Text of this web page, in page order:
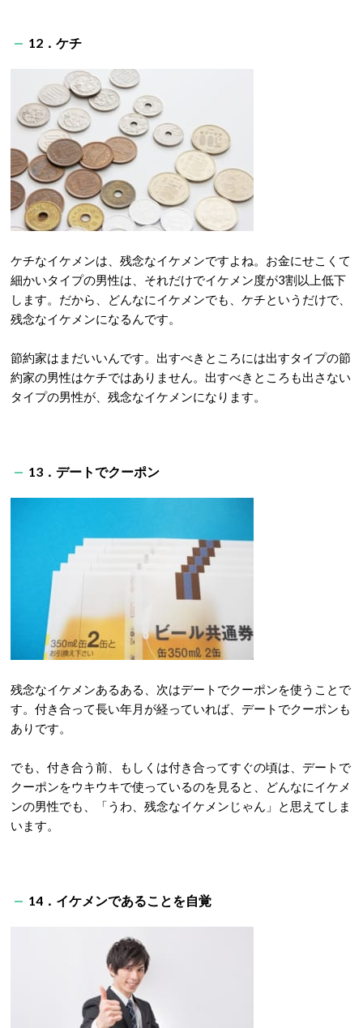
12．ケチ
ケチなイケメンは、残念なイケメンですよね。お金にせこくて
細かいタイプの男性は、それだけでイケメン度が3割以上低下
します。だから、どんなにイケメンでも、ケチというだけで、
残念なイケメンになるんです。
節約家はまだいいんです。出すべきところには出すタイプの節
約家の男性はケチではありません。出すべきところも出さない
タイプの男性が、残念なイケメンになります。
13．デートでクーポン
残念なイケメンあるある、次はデートでクーポンを使うことで
す。付き合って長い年月が経っていれば、デートでクーポンも
ありです。
でも、付き合う前、もしくは付き合ってすぐの頃は、デートで
クーポンをウキウキで使っているのを見ると、どんなにイケメ
ンの男性でも、「うわ、残念なイケメンじゃん」と思えてしま
います。
14．イケメンであることを自覚